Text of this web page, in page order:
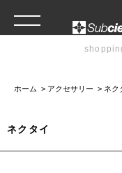
ホーム > アクセサリー > ネク
ネクタイ